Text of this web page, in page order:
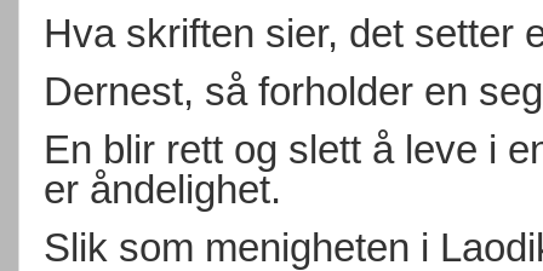
Hva skriften sier, det setter
Dernest, så forholder en
En blir rett og slett å leve i
er åndelighet.
Slik som menigheten i